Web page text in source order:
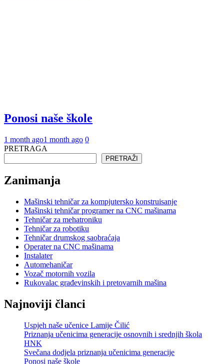
Ponosi naše škole
1 month ago1 month ago 0
PRETRAGA
PRETRAŽI
Zanimanja
Mašinski tehničar za kompjutersko konstruisanje
Mašinski tehničar programer na CNC mašinama
Tehničar za mehatroniku
Tehničar za robotiku
Tehničar drumskog saobraćaja
Operater na CNC mašinama
Instalater
Automehaničar
Vozač motornih vozila
Rukovalac građevinskih i pretovarnih mašina
Najnoviji članci
Uspjeh naše učenice Lamije Čilić
Priznanja učenicima generacije osnovnih i srednjih škola
HNK
Svečana dodjela priznanja učenicima generacije
Ponosi naše škole